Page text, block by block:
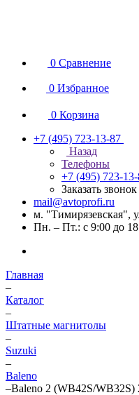
0 Сравнение
0 Избранное
0 Корзина
+7 (495) 723-13-87
Назад
Телефоны
+7 (495) 723-
Заказать звонок
mail@avtoprofi.ru
м. "Тимирязевская",
Пн. – Пт.: с 9:00 до
Главная
–
Каталог
–
Штатные магнитолы
–
Suzuki
–
Baleno
–Baleno 2 (WB42S/WB32S)